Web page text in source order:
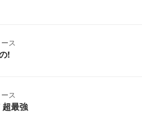
ス
!
ス
最強